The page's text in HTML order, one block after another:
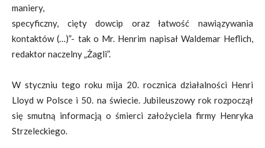
maniery,
specyficzny, cięty dowcip oraz łatwość nawiązywania
kontaktów (…)”- tak o Mr. Henrim napisał Waldemar Heflich,
redaktor naczelny „Żagli”.
W styczniu tego roku mija 20. rocznica działalności Henri
Lloyd w Polsce i 50. na świecie. Jubileuszowy rok rozpoczął
się smutną informacją o śmierci założyciela firmy Henryka
Strzeleckiego.